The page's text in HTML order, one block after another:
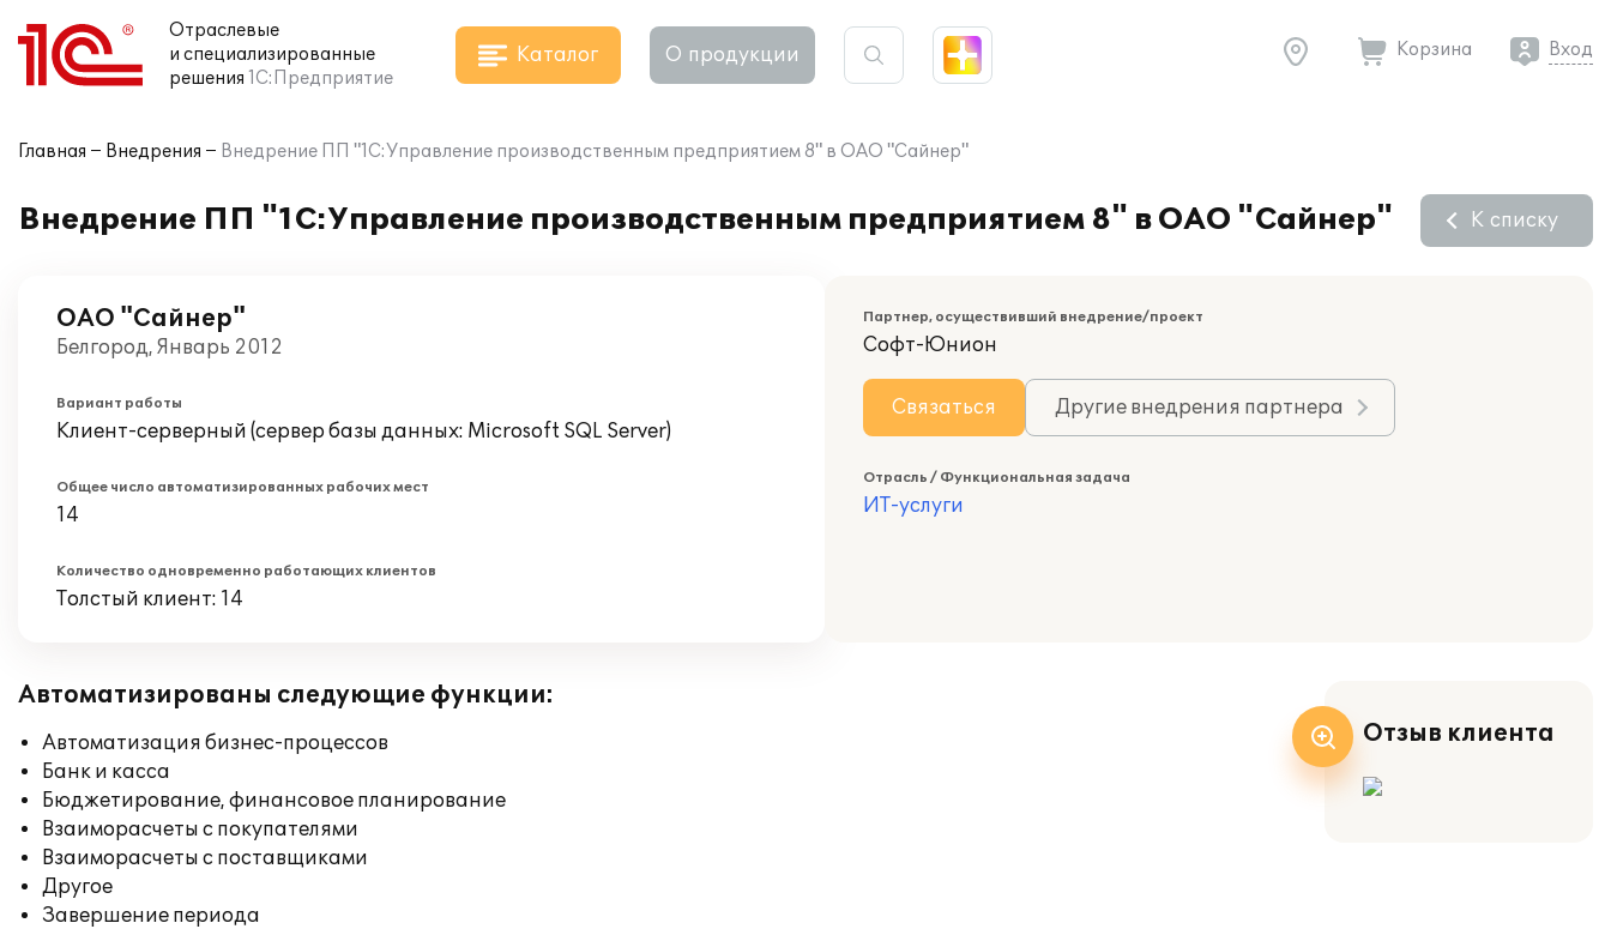
Отраслевые
и специализированные
решения 1С:Предприятие
Каталог О продукции Корзина Вход
Главная Внедрения Внедрение ПП "1С:Управление производственным предприятием 8" в ОАО "Сайнер"
Внедрение ПП "1С:Управление производственным предприятием 8" в ОАО "Сайнер" К списку
ОАО "Сайнер"
Белгород, Январь 2012
Вариант работы
Клиент-серверный (сервер базы данных: Microsoft SQL Server)
Общее число автоматизированных рабочих мест
14
Количество одновременно работающих клиентов
Толстый клиент: 14
Партнер, осуществивший внедрение/проект
Софт-Юнион
Связаться Другие внедрения партнера
Отрасль / Функциональная задача
ИТ-услуги
Автоматизированы следующие функции:
Автоматизация бизнес-процессов
Банк и касса
Бюджетирование, финансовое планирование
Взаиморасчеты с покупателями
Взаиморасчеты с поставщиками
Другое
Завершение периода
Отзыв клиента